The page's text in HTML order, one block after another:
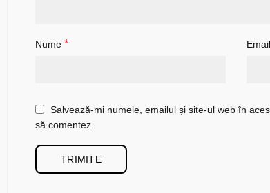
Nume *
Salvează-mi numele, emailul și site-ul web în
să comentez.